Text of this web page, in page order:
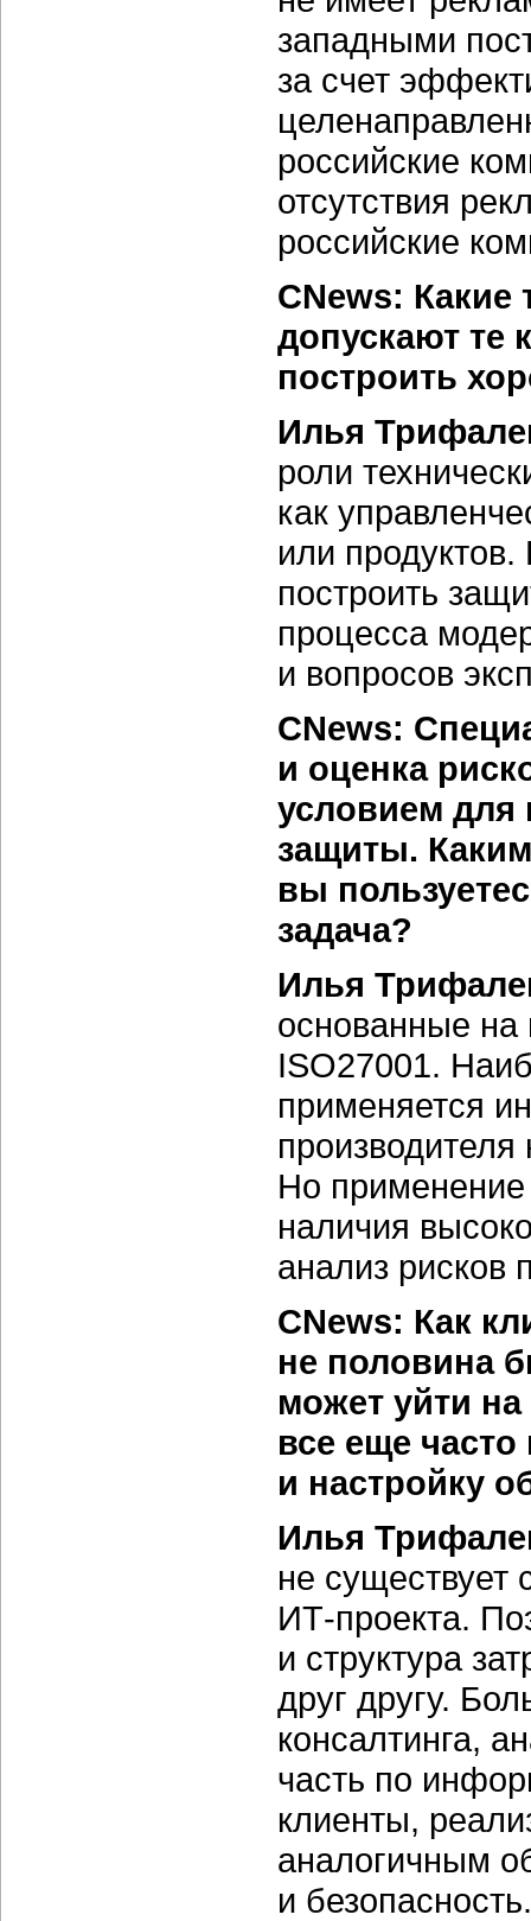
западными
за счет
российские
отсутствия
российские
CNews:
допускают те
построить
Илья
роли
как
или
построить
процесса
и вопросов
CNews:
и оценка
условием для
защиты.
вы
задача?
Илья
основанные на
ISO27001.
применяется
Но применение
наличия
анализ рисков
CNews: Как
не половина
может уйти на
все еще
и настройку
Илья
не существует
ИТ-проекта.
и структура
друг другу.
консалтинга,
часть по
клиенты,
аналогичным
и безопасность.